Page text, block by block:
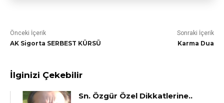
Önceki İçerik
AK Sigorta SERBEST KÜRSÜ
Sonraki İçerik
Karma Dua
İlginizi Çekebilir
Sn. Özgür Özel Dikkatlerine..